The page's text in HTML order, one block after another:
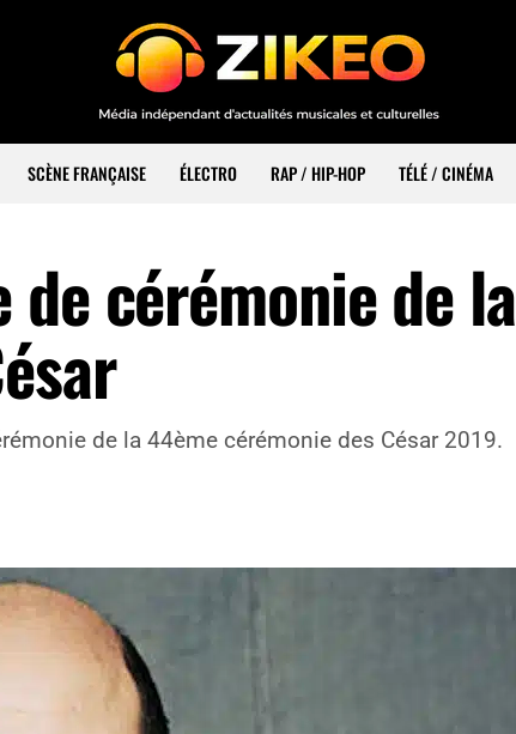
SCÈNE FRANÇAISE ÉLECTRO RAP / HIP-HOP TÉLÉ / CINÉMA
cérémonie de la
de la 44ème cérémonie des César 2019.